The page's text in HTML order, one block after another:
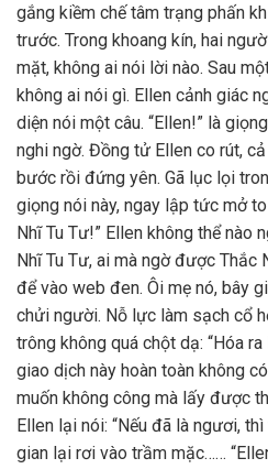
gắng kiềm chế tâm trạng phấn
trước. Trong khoang kín, hai
mặt, không ai nói lời nào. Sau
không ai nói gì. Ellen cảnh giác
diện nói một câu. “Ellen!” là
nghi ngờ. Đồng tử Ellen co rút,
bước rồi đứng yên. Gã lục lọi
giọng nói này, ngay lập tức mở
Nhĩ Tu Tư!” Ellen không thể nào
Nhĩ Tu Tư, ai mà ngờ được Thắc
để vào web đen. Ôi mẹ nó, bây
chửi người. Nỗ lực làm sạch cổ
trông không quá chột dạ: “Hóa
giao dịch này hoàn toàn không
muốn không công mà lấy được
Ellen lại nói: “Nếu đã là ngươi,
gian lại rơi vào trầm mặc……